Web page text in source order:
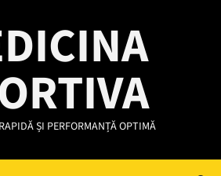
ȘI PERFORMANȚĂ OPTIMĂ